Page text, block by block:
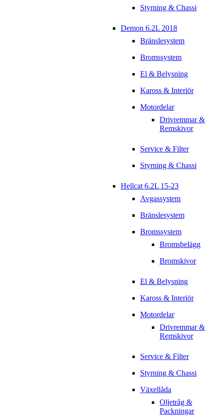
Styrning & Chassi
Demon 6.2L 2018
Bränslesystem
Bromssystem
El & Belysning
Kaross & Interiör
Motordelar
Drivremmar &
Remskivor
Service & Filter
Styrning & Chassi
Hellcat 6.2L 15-23
Avgassystem
Bränslesystem
Bromssystem
Bromsbelägg
Bromskivor
El & Belysning
Kaross & Interiör
Motordelar
Drivremmar &
Remskivor
Service & Filter
Styrning & Chassi
Växellåda
Oljetråg &
Packningar